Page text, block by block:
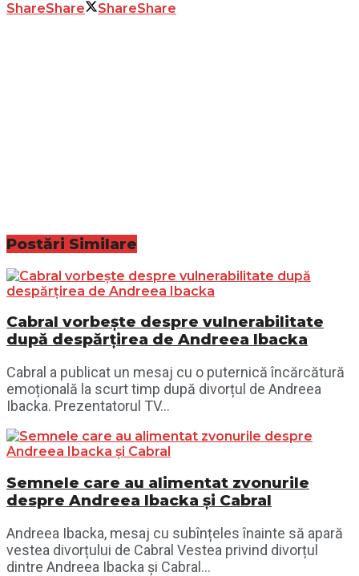
ShareShare ShareShare
Postări Similare
Cabral vorbește despre vulnerabilitate
după despărțirea de Andreea Ibacka
Cabral a publicat un mesaj cu o puternică încărcătură
emoțională la scurt timp după divorțul de Andreea
Ibacka. Prezentatorul TV...
Semnele care au alimentat zvonurile
despre Andreea Ibacka și Cabral
Andreea Ibacka, mesaj cu subînțeles înainte să apară
vestea divorțului de Cabral Vestea privind divorțul
dintre Andreea Ibacka și Cabral...